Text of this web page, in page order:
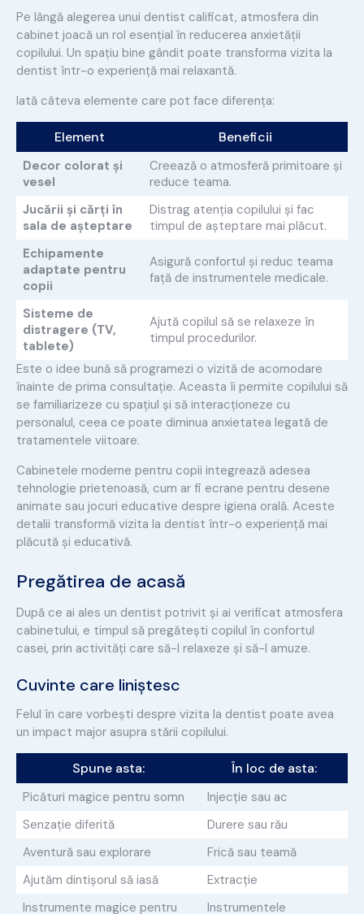
Pe lângă alegerea unui dentist calificat, atmosfera din
cabinet joacă un rol esențial în reducerea anxietății
copilului. Un spațiu bine gândit poate transforma vizita la
dentist într-o experiență mai relaxantă.
Iată câteva elemente care pot face diferența:
Element Beneficii
Decor colorat și
vesel
Creează o atmosferă primitoare și
reduce teama.
Jucării și cărți în
sala de așteptare
Distrag atenția copilului și fac
timpul de așteptare mai plăcut.
Echipamente
adaptate pentru
copii
Asigură confortul și reduc teama
față de instrumentele medicale.
Sisteme de
distragere (TV,
tablete)
Ajută copilul să se relaxeze în
timpul procedurilor.
Este o idee bună să programezi o vizită de acomodare
înainte de prima consultație. Aceasta îi permite copilului să
se familiarizeze cu spațiul și să interacționeze cu
personalul, ceea ce poate diminua anxietatea legată de
tratamentele viitoare.
Cabinetele moderne pentru copii integrează adesea
tehnologie prietenoasă, cum ar fi ecrane pentru desene
animate sau jocuri educative despre igiena orală. Aceste
detalii transformă vizita la dentist într-o experiență mai
plăcută și educativă.
Pregătirea de acasă
După ce ai ales un dentist potrivit și ai verificat atmosfera
cabinetului, e timpul să pregătești copilul în confortul
casei, prin activități care să-l relaxeze și să-l amuze.
Cuvinte care liniștesc
Felul în care vorbești despre vizita la dentist poate avea
un impact major asupra stării copilului.
Spune asta: În loc de asta:
Picături magice pentru somn
Injecție sau ac
Senzație diferită
Durere sau rău
Aventură sau explorare
Frică sau teamă
Ajutăm dintișorul să iasă
Extracție
Instrumente magice pentru
Instrumentele